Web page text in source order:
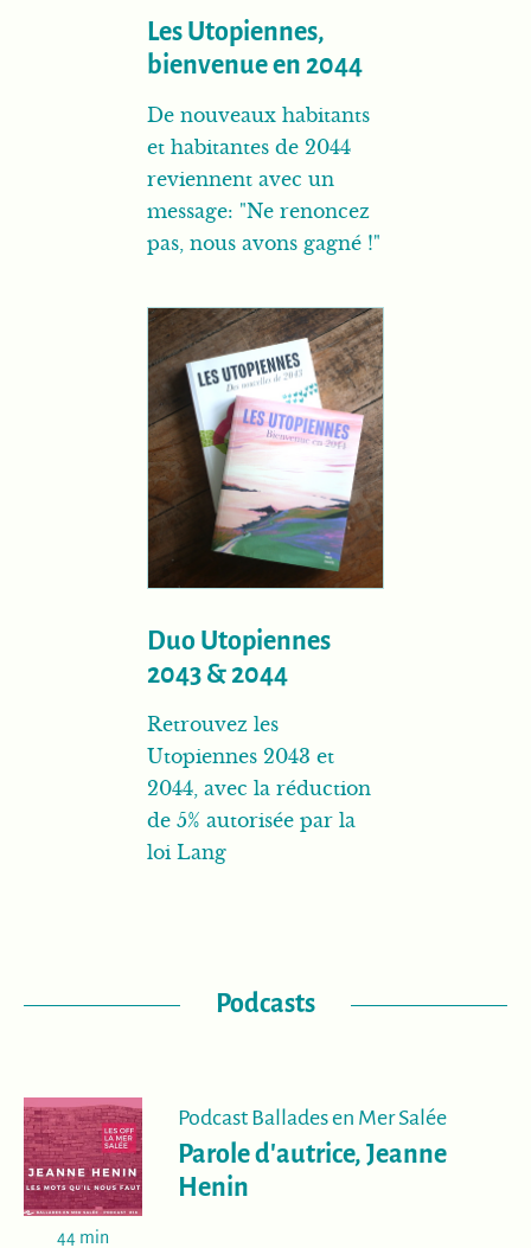
Les Utopiennes,
bienvenue en 2044
De nouveaux habitants
et habitantes de 2044
reviennent avec un
message: "Ne renoncez
pas, nous avons gagné !"
Duo Utopiennes
2043 & 2044
Retrouvez les
Utopiennes 2043 et
2044, avec la réduction
de 5% autorisée par la
loi Lang
Podcasts
44 min
Podcast Ballades en Mer Salée
Parole d'autrice, Jeanne
Henin